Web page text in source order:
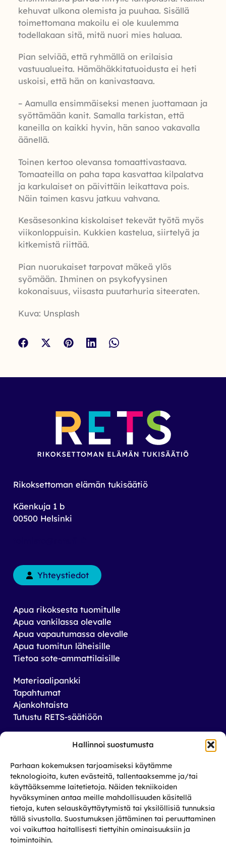
Hallinnoi suostumusta
Parhaan kokemuksen tarjoamiseksi käytämme
teknologioita, kuten evästeitä, tallentaaksemme ja/tai
käyttääksemme laitetietoja. Näiden tekniikoiden
hyväksyminen antaa meille mahdollisuuden käsitellä
tietoja, kuten selauskäyttäytymistä tai yksilöllisiä tunnuksia
tällä sivustolla. Suostumuksen jättäminen tai peruuttaminen
voi vaikuttaa haitallisesti tiettyihin ominaisuuksiin ja
toimintoihin.
kehuvat ulkona olemista ja puuhaa. Sisällä
toimettomana makoilu ei ole kuulemma
todellakaan sitä, mitä nuori mies haluaa.
Pian selviää, että ryhmällä on erilaisia
vastuualueita. Hämähäkkitatuoidusta ei heti
uskoisi, että hän on kanivastaava.
– Aamulla ensimmäiseksi menen juottamaan ja
syöttämään kanit. Samalla tarkistan, että
kaneilla on kaikki hyvin, hän sanoo vakavalla
äänellä.
Toinen kertoo olevansa tomaattivastaava.
Tomaateilla on paha tapa kasvattaa kilpalatva
ja karkulaiset on päivittäin leikattava pois.
Näin taimen kasvu jatkuu vahvana.
Kesäsesonkina kiskolaiset tekevät työtä myös
viikonloppuisin. Kukkien kastelua, siirtelyä ja
kitkemistä riittää.
Pian nuorukaiset tarpovat mäkeä ylös
syömään. Ihminen on psykofyysinen
kokonaisuus, viisasta puutarhuria siteeraten.
Kuva: Unsplash
Rikoksettoman elämän tukisäätiö
Käenkuja 1 b
00500 Helsinki
Yhteystiedot
Apua rikoksesta tuomitulle
Apua vankilassa olevalle
Apua vapautumassa olevalle
Apua tuomitun läheisille
Tietoa sote-ammattilaisille
Materiaalipankki
Tapahtumat
Ajankohtaista
Tutustu RETS-säätiöön
Tilaa uutiskirjeemme
Saat tiedon tulevista tapahtumista sekä
toiminnastamme rikos­taustaisten ja heidän
läheistensä aseman parantamiseksi.
Tilaa
Facebook
X Instagram
LinkedIn